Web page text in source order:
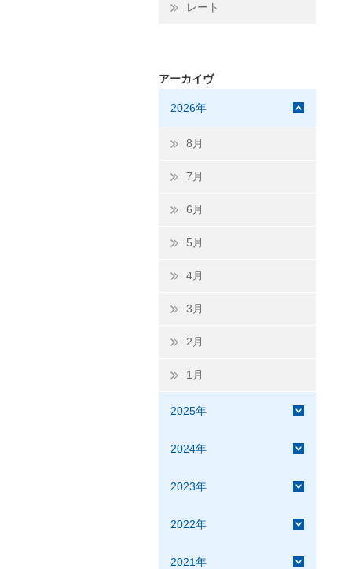
レート
アーカイヴ
2026年
8月
7月
6月
5月
4月
3月
2月
1月
2025年
2024年
2023年
2022年
2021年